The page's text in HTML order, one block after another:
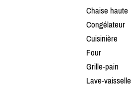
Chaise haute
Congélateur
Cuisinière
Four
Grille-pain
Lave-vaisselle